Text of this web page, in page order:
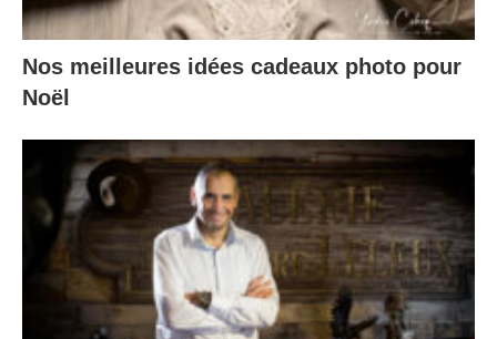
Nos meilleures idées cadeaux photo pour
Noël